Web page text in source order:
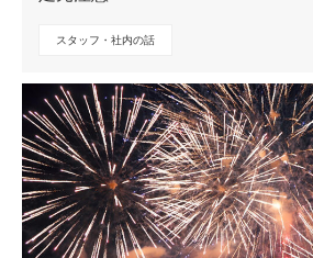
スタッフ・社内の話